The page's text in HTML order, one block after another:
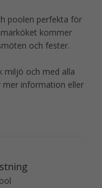
poolen perfekta för
kommer
och fester.
miljö och med alla
mer information eller